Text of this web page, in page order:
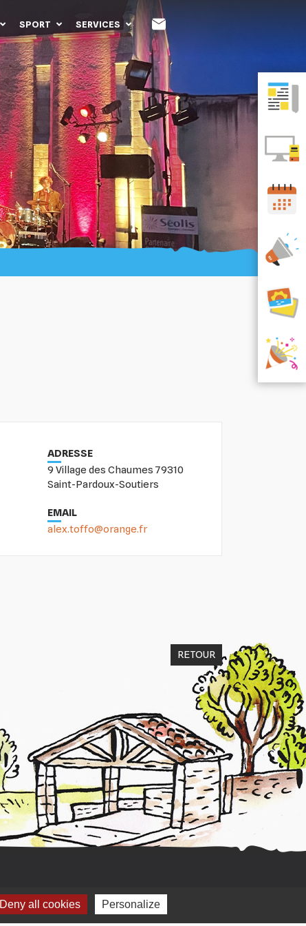
SPORT SERVICES
ADRESSE
9 Village des Chaumes 79310
Saint-Pardoux-Soutiers
EMAIL
alex.toffo@orange.fr
RETOUR
Mentions légales
Deny all cookies Personalize